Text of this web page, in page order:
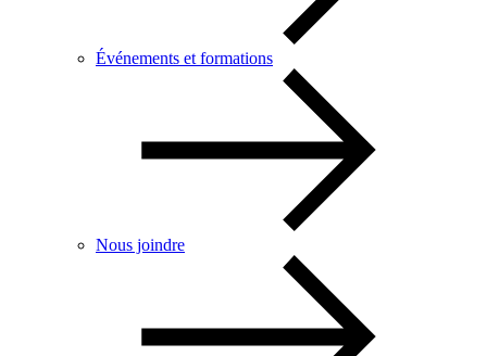
Événements et formations
Nous joindre